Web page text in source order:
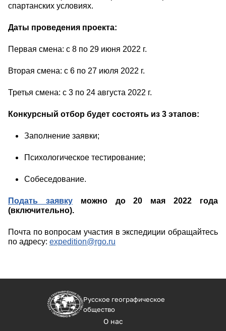
спартанских условиях.
Даты проведения проекта:
Первая смена: с 8 по 29 июня 2022 г.
Вторая смена: с 6 по 27 июля 2022 г.
Третья смена: с 3 по 24 августа 2022 г.
Конкурсный отбор будет состоять из 3 этапов:
Заполнение заявки;
Психологическое тестирование;
Собеседование.
Подать заявкуможно до 20 мая 2022 года
(включительно).
Почта по вопросам участия в экспедиции обращайтесь
по адресу: expedition@rgo.ru
Русское географическое
общество
О нас